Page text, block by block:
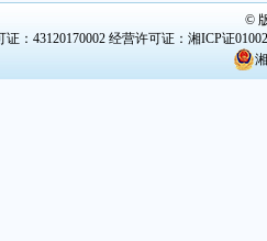
©
：43120170002 经营许可证：湘ICP证